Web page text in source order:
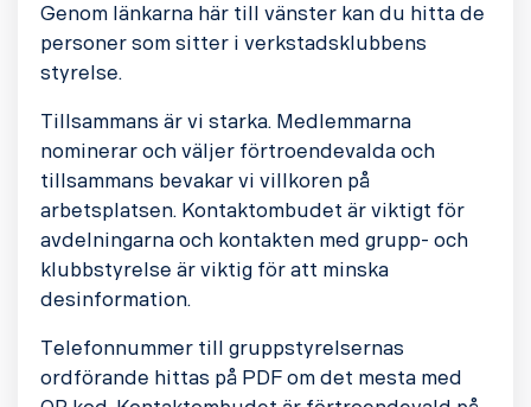
Genom länkarna här till vänster kan du hitta de
personer som sitter i verkstadsklubbens
styrelse.
Tillsammans är vi starka. Medlemmarna
nominerar och väljer förtroendevalda och
tillsammans bevakar vi villkoren på
arbetsplatsen. Kontaktombudet är viktigt för
avdelningarna och kontakten med grupp- och
klubbstyrelse är viktig för att minska
desinformation.
Telefonnummer till gruppstyrelsernas
ordförande hittas på PDF om det mesta med